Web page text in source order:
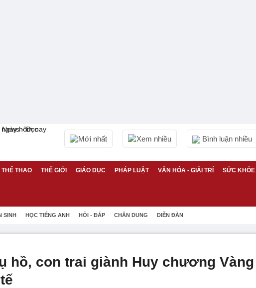
Mới nhất Xem nhiều Bình luận nhiều
THỂ THAO THẾ GIỚI GIÁO DỤC PHÁP LUẬT VĂN HÓA - GIẢI TRÍ SỨC KHỎE
SINH HỌC TIẾNG ANH HỎI - ĐÁP CHÂN DUNG DIỄN ĐÀN
hồ, con trai giành Huy chương Vàng